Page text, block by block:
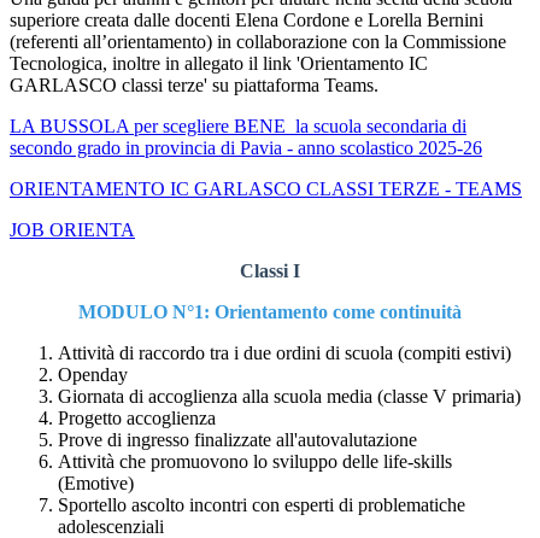
superiore creata dalle docenti Elena Cordone e Lorella Bernini
(referenti all’orientamento) in collaborazione con la Commissione
Tecnologica, inoltre in allegato il link 'Orientamento IC
GARLASCO classi terze' su piattaforma Teams.
LA BUSSOLA per scegliere BENE la scuola secondaria di
secondo grado in provincia di Pavia - anno scolastico 2025-26
ORIENTAMENTO IC GARLASCO CLASSI TERZE - TEAMS
JOB ORIENTA
Classi I
MODULO N°1: Orientamento come continuità
Attività di raccordo tra i due ordini di scuola (compiti estivi)
Openday
Giornata di accoglienza alla scuola media (classe V primaria)
Progetto accoglienza
Prove di ingresso finalizzate all'autovalutazione
Attività che promuovono lo sviluppo delle life-skills
(Emotive)
Sportello ascolto incontri con esperti di problematiche
adolescenziali